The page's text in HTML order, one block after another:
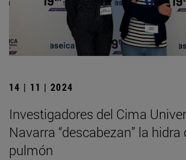
14 | 11 | 2024
Investigadores del Cima
Navarra “descabezan” la
pulmón